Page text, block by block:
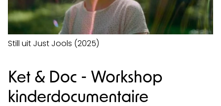
Still uit Just Jools (2025)
Ket & Doc - Workshop
kinderdocumentaire